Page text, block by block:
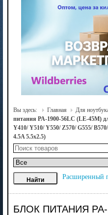
Вы здесь: Главная Для
питания PA-1900-56LC (LE-45M)
Y410/ Y510/ Y550/ Z570/ G555/
4.5A 5.5x2.5)
Расширенный
БЛОК ПИТАНИЯ PA-